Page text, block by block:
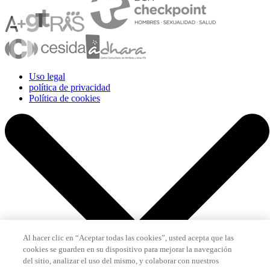
Uso legal
política de privacidad
Política de cookies
Al hacer clic en “Aceptar todas las cookies”, usted acepta que las
cookies se guarden en su dispositivo para mejorar la navegación
del sitio, analizar el uso del mismo, y colaborar con nuestros